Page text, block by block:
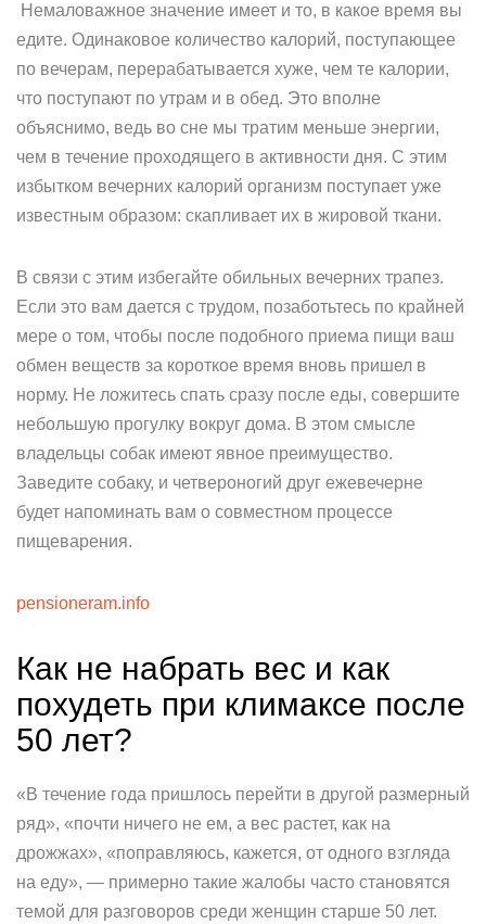
Немаловажное значение имеет и то, в какое время вы
едите. Одинаковое количество калорий, поступающее
по вечерам, перерабатывается хуже, чем те калории,
что поступают по утрам и в обед. Это вполне
объяснимо, ведь во сне мы тратим меньше энергии,
чем в течение проходящего в активности дня. С этим
избытком вечерних калорий организм поступает уже
известным образом: скапливает их в жировой ткани.
В связи с этим избегайте обильных вечерних трапез.
Если это вам дается с трудом, позаботьтесь по крайней
мере о том, чтобы после подобного приема пищи ваш
обмен веществ за короткое время вновь пришел в
норму. Не ложитесь спать сразу после еды, совершите
небольшую прогулку вокруг дома. В этом смысле
владельцы собак имеют явное преимущество.
Заведите собаку, и четвероногий друг ежевечерне
будет напоминать вам о совместном процессе
пищеварения.
pensioneram.info
Как не набрать вес и как
похудеть при климаксе после
50 лет?
«В течение года пришлось перейти в другой размерный
ряд», «почти ничего не ем, а вес растет, как на
дрожжах», «поправляюсь, кажется, от одного взгляда
на еду», — примерно такие жалобы часто становятся
темой для разговоров среди женщин старше 50 лет.